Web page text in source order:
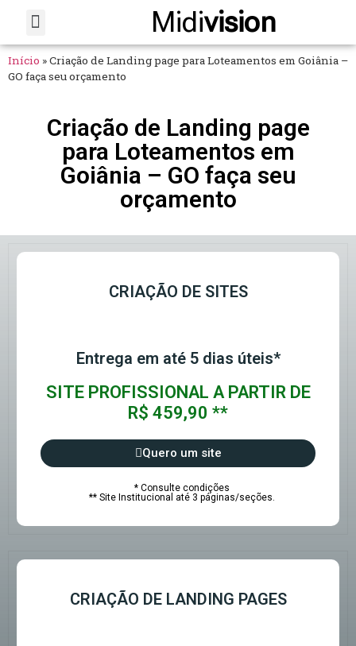
Midivision
Início »Criação de Landing page para Loteamentos em Goiânia –
GO faça seu orçamento
Criação de Landing page
para Loteamentos em
Goiânia – GO faça seu
orçamento
CRIAÇÃO DE SITES
Entrega em até 5 dias úteis*
SITE PROFISSIONAL A PARTIR DE
R$ 459,90 **
Quero um site
* Consulte condições
** Site Institucional até 3 páginas/seções.
CRIAÇÃO DE LANDING PAGES